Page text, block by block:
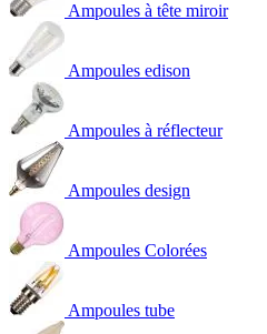
Ampoules à tête miroir
Ampoules edison
Ampoules à réflecteur
Ampoules design
Ampoules Colorées
Ampoules tube